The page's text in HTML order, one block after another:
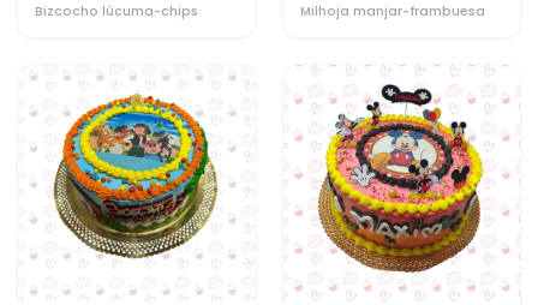
Bizcocho lúcuma-chips Milhoja manjar-frambuesa